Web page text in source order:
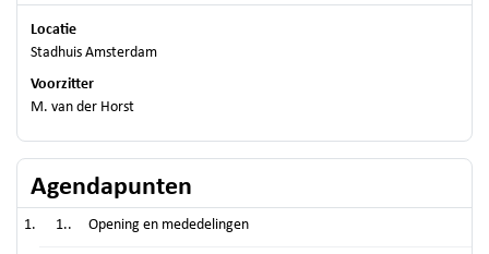
Locatie
Stadhuis Amsterdam
Voorzitter
M. van der Horst
Agendapunten
1.. Opening en mededelingen